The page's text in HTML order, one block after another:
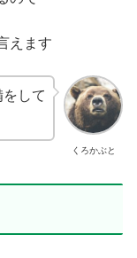
えます
くろかぶと
して